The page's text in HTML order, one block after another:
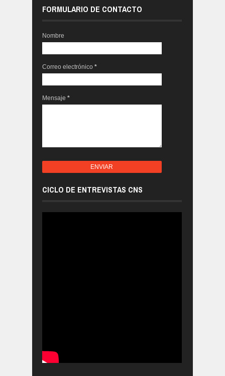
FORMULARIO DE CONTACTO
Nombre
Correo electrónico *
Mensaje *
CICLO DE ENTREVISTAS CNS